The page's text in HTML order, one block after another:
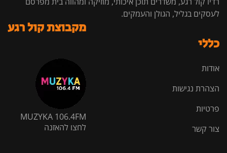
לעסקים בגליל, הגולן והעמקים.
כללי
אודות
הצהרת נגישות
פרטיות
צור קשר
מקבוצת קול רגע
MUZYKA 106.4FM
לחצו להאזנה